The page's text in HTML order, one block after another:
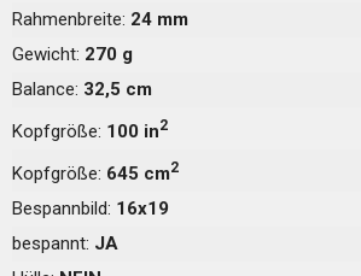
Rahmenbreite: 24 mm
Gewicht: 270 g
Balance: 32,5 cm
Kopfgröße: 100 in2
Kopfgröße: 645 cm2
Bespannbild: 16x19
bespannt: JA